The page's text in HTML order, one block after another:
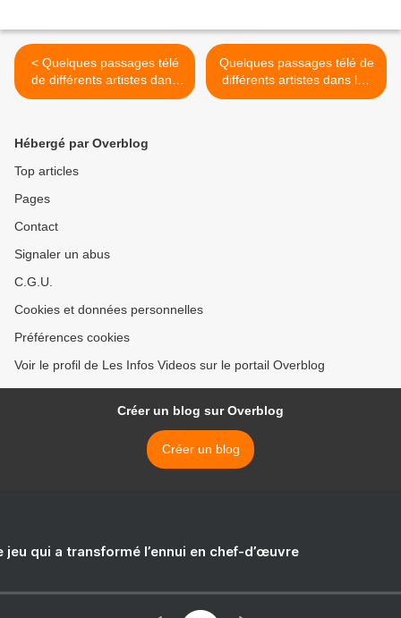
< Quelques passages télé
de différents artistes dans
les années 60 aux années
Quelques passages télé de
différents artistes dans les
années 60 aux années
Hébergé par Overblog
Top articles
Pages
Contact
Signaler un abus
C.G.U.
Cookies et données personnelles
Préférences cookies
Voir le profil de Les Infos Videos sur le portail Overblog
Créer un blog sur Overblog
Créer un blog
jeu qui a transformé l’ennui en chef-d’œuvre